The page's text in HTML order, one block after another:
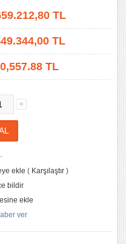
TL
TL
TL
ekle ( Karşılaştır )
bildir
ekle
ver